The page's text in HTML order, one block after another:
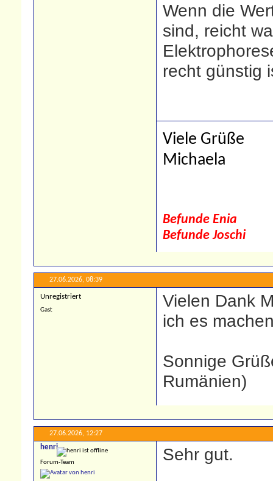
Wenn die
sind, reicht
recht günstig
Viele Grüße
Michaela
Befunde Enia
Befunde Joschi
27.06.2026, 08:39
Unregistriert
Gast
Vielen Dank
ich es
Sonnige
Rumänien)
27.06.2026, 12:27
henri
Forum-Team Sehr gut.